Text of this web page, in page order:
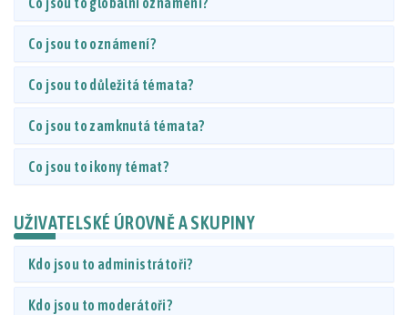
Co jsou to oznámení?
Co jsou to důležitá témata?
Co jsou to zamknutá témata?
Co jsou to ikony témat?
UŽIVATELSKÉ ÚROVNĚ A SKUPINY
Kdo jsou to administrátoři?
Kdo jsou to moderátoři?